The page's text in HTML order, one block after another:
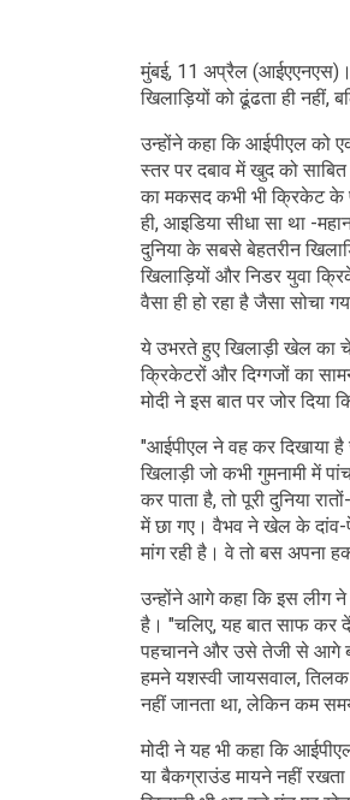
मुंबई, 11 अप्रैल (आईएएनएस)।
खिलाड़ियों को ढूंढता ही नहीं,
उन्होंने कहा कि आईपीएल को
स्तर पर दबाव में खुद को
का मकसद कभी भी क्रिकेट के
ही, आइडिया सीधा सा था -
दुनिया के सबसे बेहतरीन
खिलाड़ियों और निडर युवा
वैसा ही हो रहा है जैसा सोचा
ये उभरते हुए खिलाड़ी खेल का
क्रिकेटरों और दिग्गजों का
मोदी ने इस बात पर जोर
"आईपीएल ने वह कर दिखाया
खिलाड़ी जो कभी गुमनामी में
कर पाता है, तो पूरी दुनिया
में छा गए। वैभव ने खेल के दांव-
मांग रही है। वे तो बस अपना
उन्होंने आगे कहा कि इस लीग
है। "चलिए, यह बात साफ कर
पहचानने और उसे तेजी से आगे
हमने यशस्वी जायसवाल, तिलक
नहीं जानता था, लेकिन कम
मोदी ने यह भी कहा कि
या बैकग्राउंड मायने नहीं